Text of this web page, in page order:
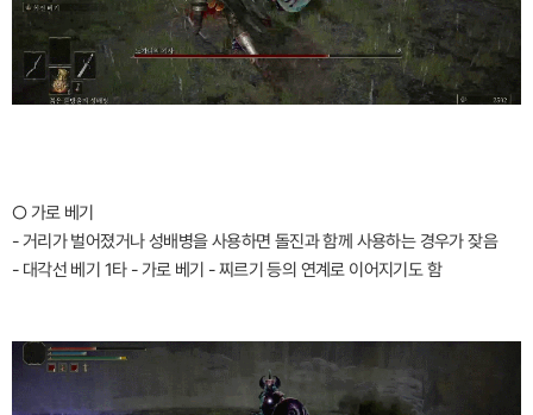
○ 가로 베기
- 거리가 벌어졌거나 성배병을 사용하면 돌진과 함께 사용하는 경우가 잦음
- 대각선 베기 1타 - 가로 베기 - 찌르기 등의 연계로 이어지기도 함